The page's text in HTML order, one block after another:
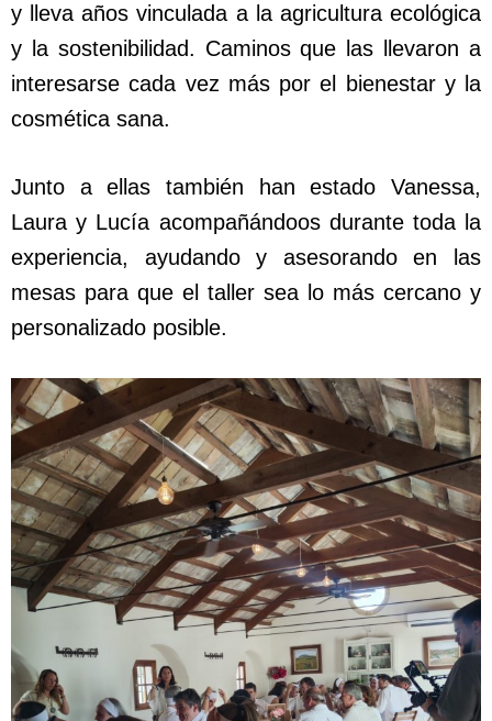
y lleva años vinculada a la agricultura ecológica
y la sostenibilidad. Caminos que las llevaron a
interesarse cada vez más por el bienestar y la
cosmética sana.
Junto a ellas también han estado Vanessa,
Laura y Lucía acompañándoos durante toda la
experiencia, ayudando y asesorando en las
mesas para que el taller sea lo más cercano y
personalizado posible.